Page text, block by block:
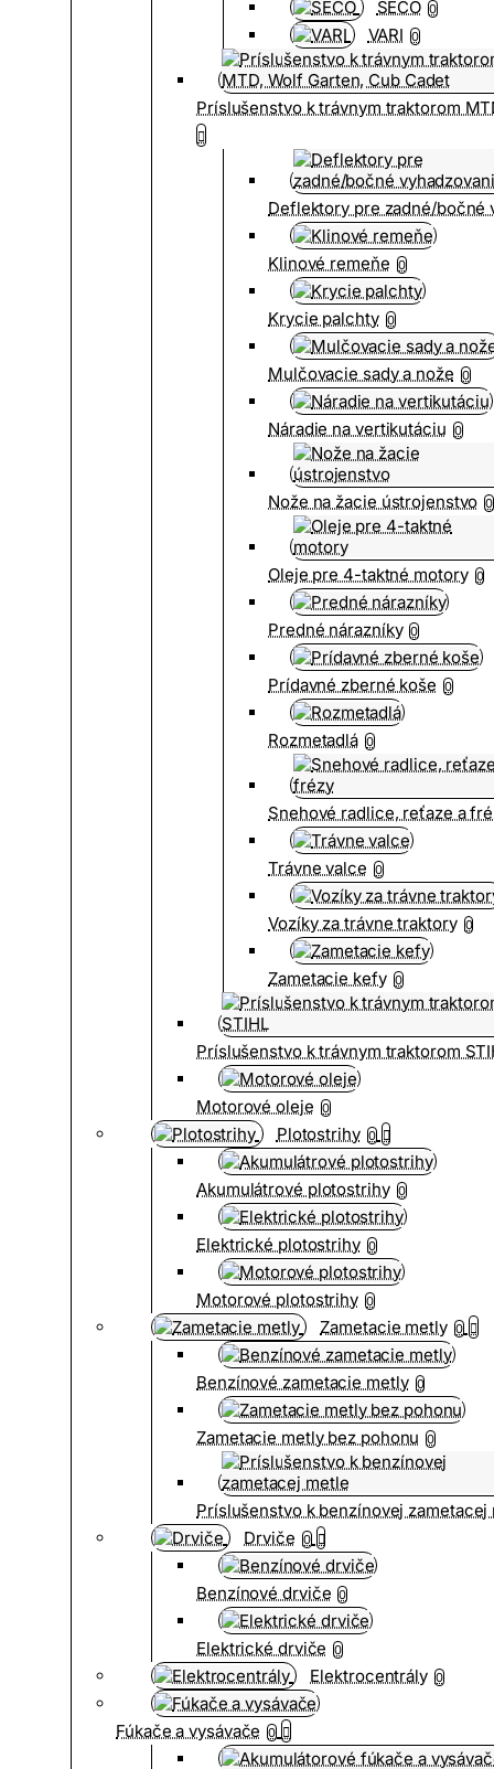
SECO 0
VARI 0
Príslušenstvo k trávnym traktorom
Deflektory pre zadné/bočné
Klinové remeňe 0
Krycie palchty 0
Mulčovacie sady a nože 0
Náradie na vertikutáciu 0
Nože na žacie ústrojenstvo 0
Oleje pre 4-taktné motory 0
Predné nárazníky 0
Prídavné zberné koše 0
Rozmetadlá 0
Snehové radlice, reťaze a
Trávne valce 0
Vozíky za trávne traktory 0
Zametacie kefy 0
Príslušenstvo k trávnym traktorom
Motorové oleje 0
Plotostrihy 0
Akumulátrové plotostrihy 0
Elektrické plotostrihy 0
Motorové plotostrihy 0
Zametacie metly 0
Benzínové zametacie metly 0
Zametacie metly bez pohonu 0
Príslušenstvo k benzínovej zametacej
Drviče 0
Benzínové drviče 0
Elektrické drviče 0
Elektrocentrály 0
Fúkače a vysávače 0